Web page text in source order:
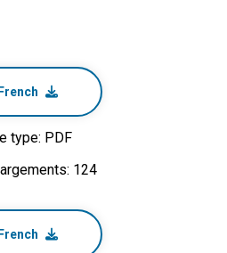
French
type: PDF
124
French